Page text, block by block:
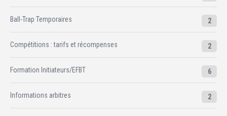
Ball-Trap Temporaires 2
Compétitions : tarifs et récompenses 2
Formation Initiateurs/EFBT 6
Informations arbitres 2